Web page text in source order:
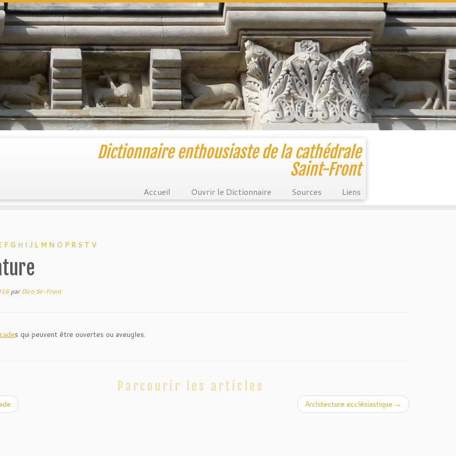
Dictionnaire enthousiaste de la cathédrale
Saint-Front
Accueil Ouvrir le Dictionnaire Sources Liens
F G H I J L M N O P R S T V
parDico St-Front
s qui peuvent être ouvertes ou aveugles.
Parcourir les articles
Architecture ecclésiastique →